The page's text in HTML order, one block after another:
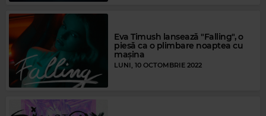
Eva Timush lansează "Falling", o
piesă ca o plimbare noaptea cu
mașina
LUNI, 10 OCTOMBRIE 2022